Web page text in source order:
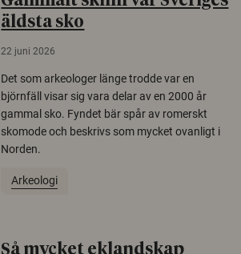
äldsta sko
22 juni 2026
Det som arkeologer länge trodde var en
björnfäll visar sig vara delar av en 2000 år
gammal sko. Fyndet bär spår av romerskt
skomode och beskrivs som mycket ovanligt i
Norden.
Arkeologi
Så mycket eklandskap